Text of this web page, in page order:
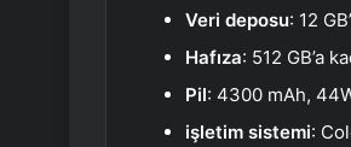
Veri deposu: 12
Hafıza: 512 GB’a
Pil: 4300 mAh,
işletim sistemi: